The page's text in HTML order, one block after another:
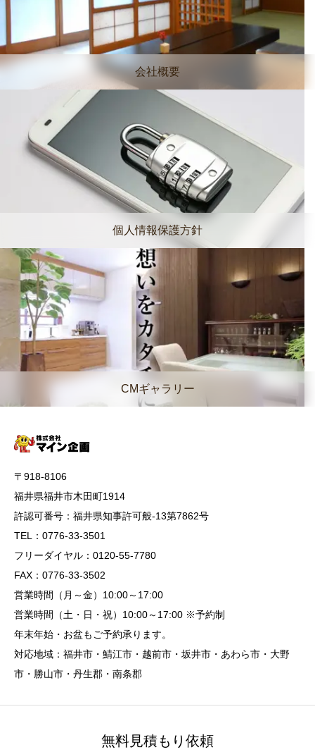
会社概要
個人情報保護方針
CMギャラリー
〒918-8106
福井県福井市木田町1914
許認可番号：福井県知事許可般-13第7862号
TEL：0776-33-3501
フリーダイヤル：0120-55-7780
FAX：0776-33-3502
営業時間（月～金）10:00～17:00
営業時間（土・日・祝）10:00～17:00 ※予約制
年末年始・お盆もご予約承ります。
対応地域：福井市・鯖江市・越前市・坂井市・あわら市・大野
市・勝山市・丹生郡・南条郡
無料見積もり依頼